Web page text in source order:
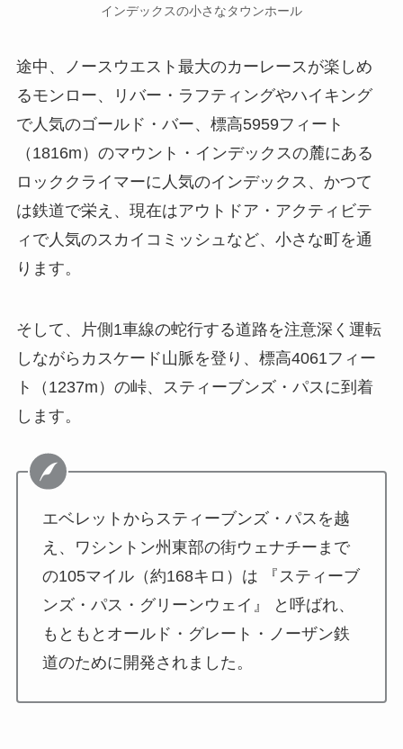
インデックスの小さなタウンホール
途中、ノースウエスト最大のカーレースが楽しめ
るモンロー、リバー・ラフティングやハイキング
で人気のゴールド・バー、標高5959フィート
（1816m）のマウント・インデックスの麓にある
ロッククライマーに人気のインデックス、かつて
は鉄道で栄え、現在はアウトドア・アクティビテ
ィで人気のスカイコミッシュなど、小さな町を通
ります。
そして、片側1車線の蛇行する道路を注意深く運転
しながらカスケード山脈を登り、標高4061フィー
ト（1237m）の峠、スティーブンズ・パスに到着
します。
エベレットからスティーブンズ・パスを越
え、ワシントン州東部の街ウェナチーまで
の105マイル（約168キロ）は 『スティーブ
ンズ・パス・グリーンウェイ』 と呼ばれ、
もともとオールド・グレート・ノーザン鉄
道のために開発されました。